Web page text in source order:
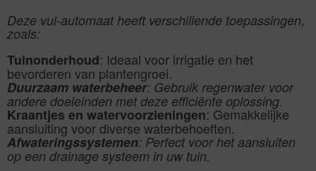
Deze vul-automaat heeft verschillende toepassingen,
zoals:
Tuinonderhoud: Ideaal voor irrigatie en het
bevorderen van plantengroei.
Duurzaam waterbeheer: Gebruik regenwater voor
andere doeleinden met deze efficiënte oplossing.
Kraantjes en watervoorzieningen: Gemakkelijke
aansluiting voor diverse waterbehoeften.
Afwateringssystemen: Perfect voor het aansluiten
op een drainage systeem in uw tuin.